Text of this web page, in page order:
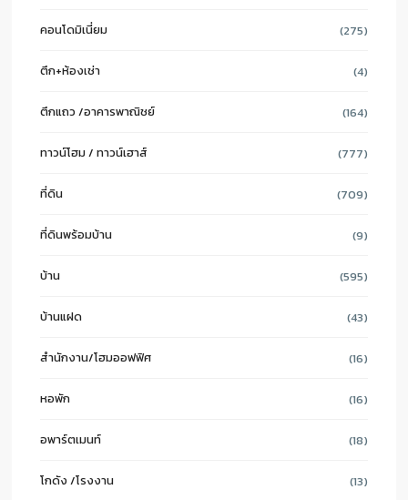
คอนโดมิเนี่ยม (275)
ตึก+ห้องเช่า (4)
ตึกแถว /อาคารพาณิชย์ (164)
ทาวน์โฮม / ทาวน์เฮาส์ (777)
ที่ดิน (709)
ที่ดินพร้อมบ้าน (9)
บ้าน (595)
บ้านแฝด (43)
สำนักงาน/โฮมออฟฟิศ (16)
หอพัก (16)
อพาร์ตเมนท์ (18)
โกดัง /โรงงาน (13)